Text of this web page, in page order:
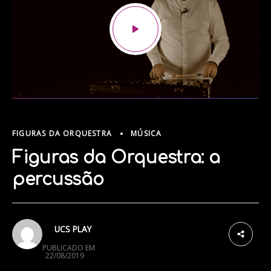
FIGURAS DA ORQUESTRA MÚSICA
Figuras da Orquestra: a
percussão
UCS PLAY
PUBLICADO EM
22/08/2019